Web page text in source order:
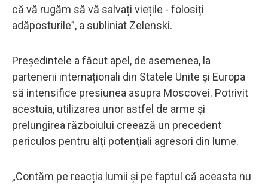
că vă rugăm să vă salvați viețile - folosiți
adăposturile”, a subliniat Zelenski.
Președintele a făcut apel, de asemenea, la
partenerii internaționali din Statele Unite și Europa
să intensifice presiunea asupra Moscovei. Potrivit
acestuia, utilizarea unor astfel de arme și
prelungirea războiului creează un precedent
periculos pentru alți potențiali agresori din lume.
„Contăm pe reacția lumii și pe faptul că aceasta nu